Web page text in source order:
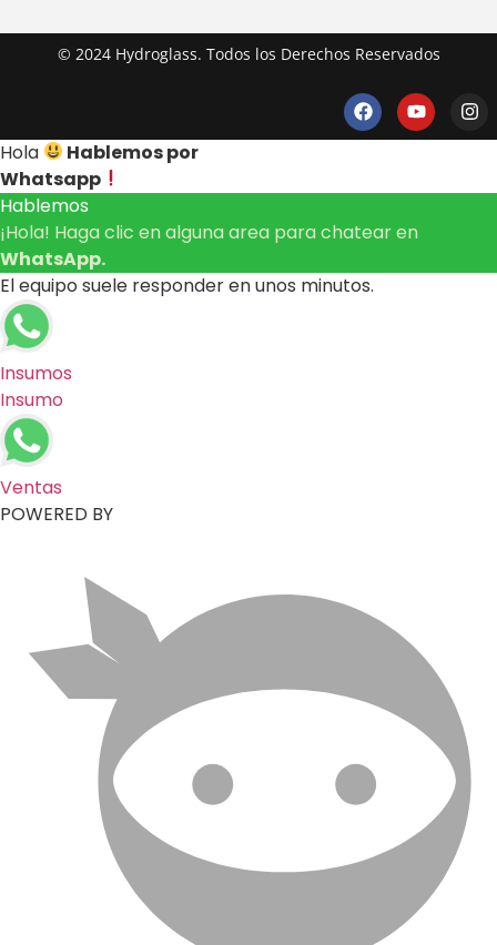
© 2024 Hydroglass. Todos los Derechos Reservados
Hola
Hablemos por
Whatsapp
Hablemos
¡Hola! Haga clic en alguna area para chatear en
WhatsApp.
El equipo suele responder en unos minutos.
Insumos
Insumo
Ventas
POWERED BY